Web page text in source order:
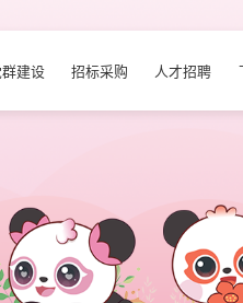
建设 招标采购 人才招聘